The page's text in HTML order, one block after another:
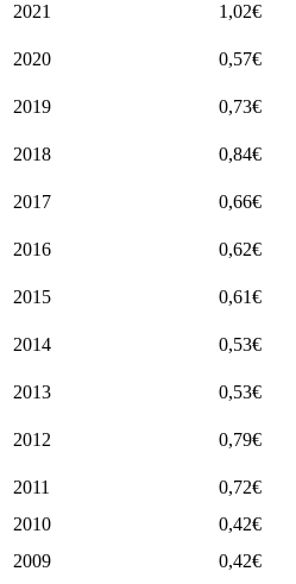
2021 1,02€
2020 0,57€
2019 0,73€
2018 0,84€
2017 0,66€
2016 0,62€
2015 0,61€
2014 0,53€
2013 0,53€
2012 0,79€
2011 0,72€
2010
0,42€
2009
0,42€